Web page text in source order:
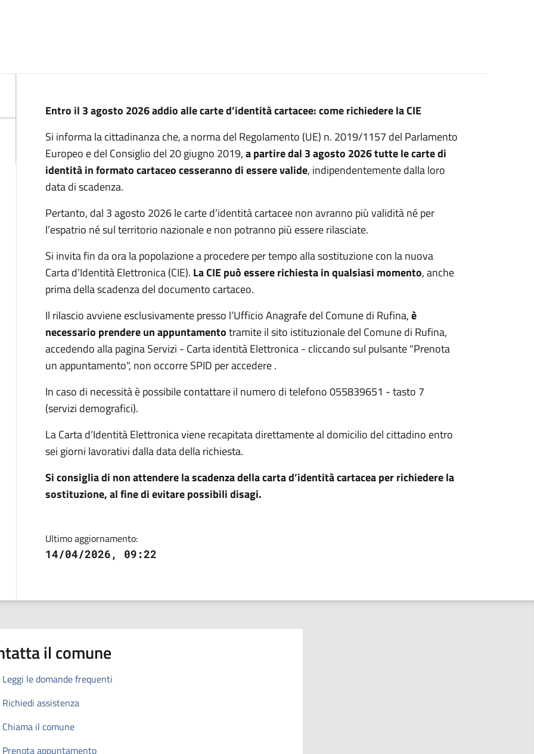
Descrizione
Entro il 3 agosto 2026 addio alle carte d’identità cartacee: come richiedere la CIE
Si informa la cittadinanza che, a norma del Regolamento (UE) n. 2019/1157 del Parlamento
Europeo e del Consiglio del 20 giugno 2019,a partire dal 3 agosto 2026 tutte le carte di
identità in formato cartaceo cesseranno di essere valide, indipendentemente dalla loro
data di scadenza.
Pertanto, dal 3 agosto 2026 le carte d’identità cartacee non avranno più validità né per
l’espatrio né sul territorio nazionale e non potranno più essere rilasciate.
Si invita fin da ora la popolazione a procedere per tempo alla sostituzione con la nuova
Carta d’Identità Elettronica (CIE). La CIE può essere richiesta in qualsiasi momento, anche
prima della scadenza del documento cartaceo.
Il rilascio avviene esclusivamente presso l’Ufficio Anagrafe del Comune di Rufina,è
necessario prendere un appuntamentotramite il sito istituzionale del Comune di Rufina,
accedendo alla pagina Servizi - Carta identità Elettronica - cliccando sul pulsante "Prenota
un appuntamento", non occorre SPID per accedere .
In caso di necessità è possibile contattare il numero di telefono 055839651 - tasto 7
(servizi demografici).
La Carta d’Identità Elettronica viene recapitata direttamente al domicilio del cittadino entro
sei giorni lavorativi dalla data della richiesta.
Si consiglia di non attendere la scadenza della carta d’identità cartacea per richiedere la
sostituzione, al fine di evitare possibili disagi.
Ultimo aggiornamento:
14/04/2026, 09:22
il comune
Leggi le domande frequenti
Richiedi assistenza
Chiama il comune
Prenota appuntamento